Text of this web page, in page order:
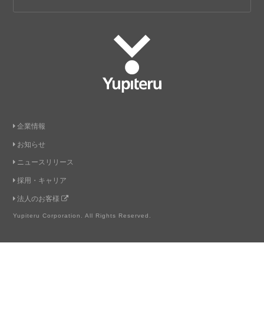
企業情報
お知らせ
ニュースリリース
採用・キャリア
法人のお客様
Yupiteru Corporation. All Rights Reserved.